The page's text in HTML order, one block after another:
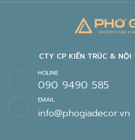
HOLINE
090 9490 585
CTY CP KIẾN TRÚC &
EMAIL
info@phogiadecor.vn